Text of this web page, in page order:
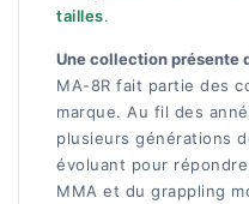
tailles.
Une collection présente
MA-8R fait partie des
marque. Au fil des
plusieurs générations
évoluant pour
MMA et du grappling